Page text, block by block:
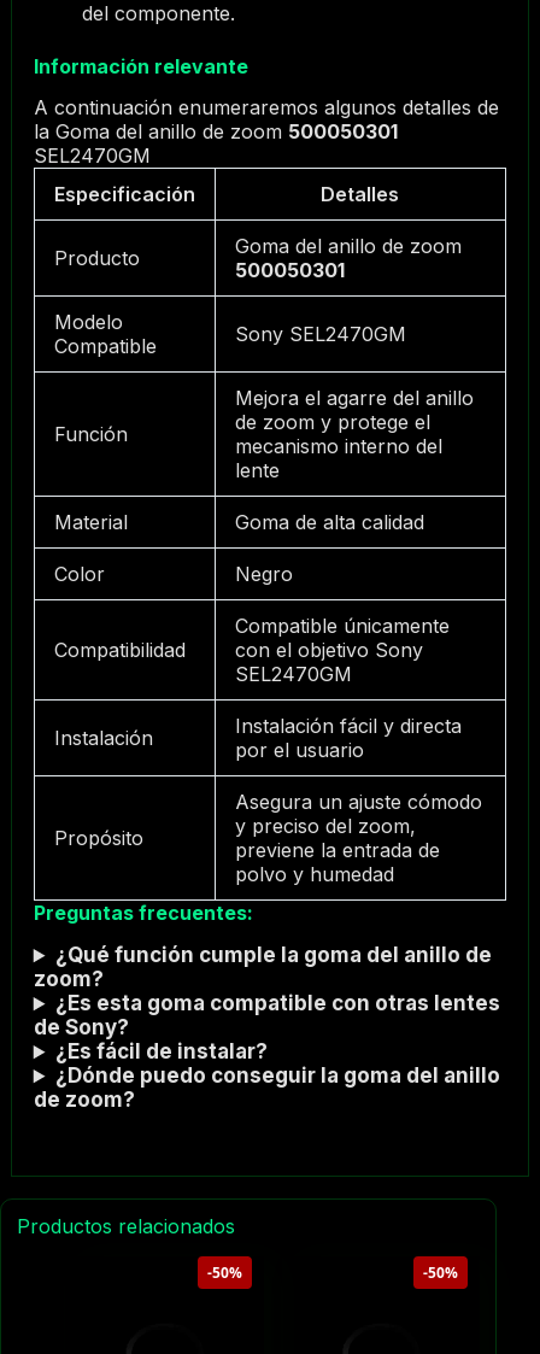
del componente.
Información relevante
A continuación enumeraremos algunos detalles de
la Goma del anillo de zoom 500050301
SEL2470GM
Especificación
Detalles
Producto
Goma del anillo de zoom
500050301
Modelo
Compatible
Sony SEL2470GM
Función
Mejora el agarre del anillo
de zoom y protege el
mecanismo interno del
lente
Material Goma de alta calidad
Color Negro
Compatibilidad
Compatible únicamente
con el objetivo Sony
SEL2470GM
Instalación
Instalación fácil y directa
por el usuario
Propósito
Asegura un ajuste cómodo
y preciso del zoom,
previene la entrada de
polvo y humedad
Preguntas frecuentes:
¿Qué función cumple la goma del anillo de
zoom?
¿Es esta goma compatible con otras lentes
de Sony?
¿Es fácil de instalar?
¿Dónde puedo conseguir la goma del anillo
de zoom?
Productos relacionados
-50% -50%